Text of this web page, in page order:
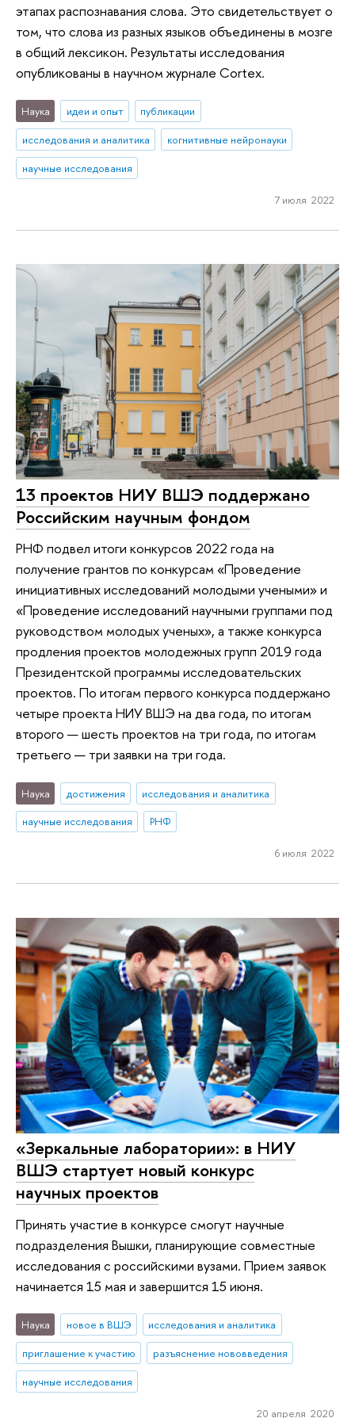
этапах распознавания слова. Это свидетельствует о
том, что слова из разных языков объединены в мозге
в общий лексикон. Результаты исследования
опубликованы в научном журнале Cortex.
Наука идеи и опыт
публикации
исследования и аналитика
когнитивные нейронауки
научные исследования
7 июля 2022
13 проектов НИУ ВШЭ поддержано
Российским научным фондом
РНФ подвел итоги конкурсов 2022 года на
получение грантов по конкурсам «Проведение
инициативных исследований молодыми учеными» и
«Проведение исследований научными группами под
руководством молодых ученых», а также конкурса
продления проектов молодежных групп 2019 года
Президентской программы исследовательских
проектов. По итогам первого конкурса поддержано
четыре проекта НИУ ВШЭ на два года, по итогам
второго — шесть проектов на три года, по итогам
третьего — три заявки на три года.
Наука достижения
исследования и аналитика
научные исследования
РНФ
6 июля 2022
«Зеркальные лаборатории»: в НИУ
ВШЭ стартует новый конкурс
научных проектов
Принять участие в конкурсе смогут научные
подразделения Вышки, планирующие совместные
исследования с российскими вузами. Прием заявок
начинается 15 мая и завершится 15 июня.
Наука новое в ВШЭ
исследования и аналитика
приглашение к участию
разъяснение нововведения
научные исследования
20 апреля 2020